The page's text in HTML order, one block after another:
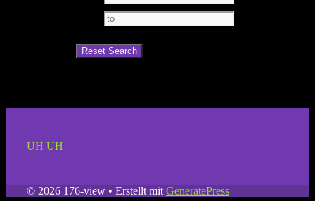
UH UH
© 2026 176-view • Erstellt mit GeneratePress